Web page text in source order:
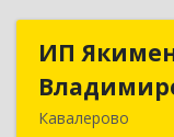
ИП
Кавалерово